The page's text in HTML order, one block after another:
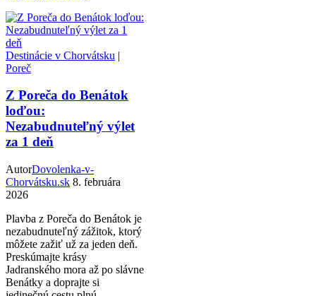
Destinácie v Chorvátsku |
Poreč
Z Poreča do Benátok
loďou:
Nezabudnuteľný výlet
za 1 deň
AutorDovolenka-v-
Chorvátsku.sk 8. februára
2026
Plavba z Poreča do Benátok je
nezabudnuteľný zážitok, ktorý
môžete zažiť už za jeden deň.
Preskúmajte krásy
Jadranského mora až po slávne
Benátky a doprajte si